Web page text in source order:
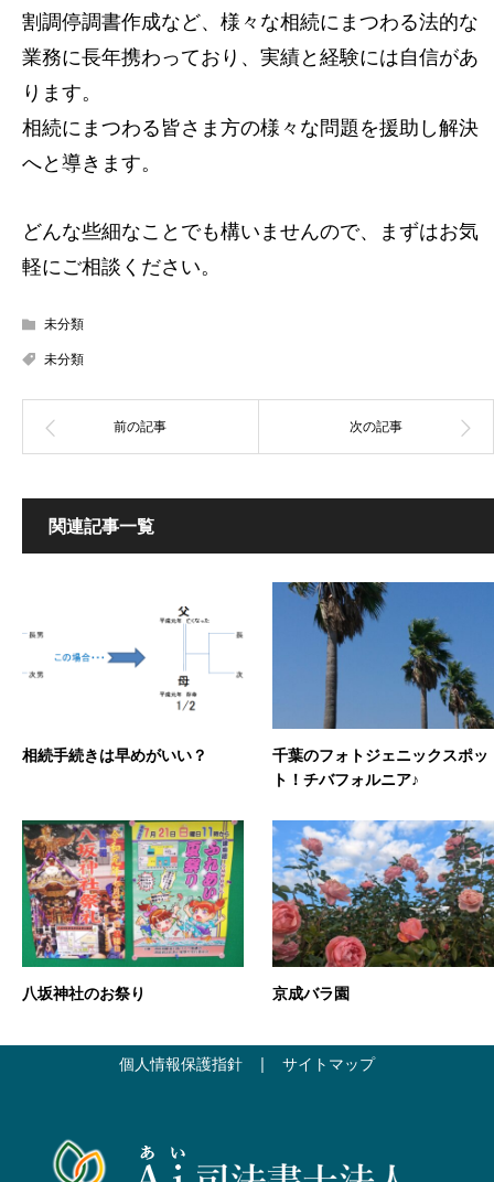
割調停調書作成など、様々な相続にまつわる法的な
業務に長年携わっており、実績と経験には自信があ
ります。
相続にまつわる皆さま方の様々な問題を援助し解決
へと導きます。
どんな些細なことでも構いませんので、まずはお気
軽にご相談ください。
未分類
未分類
関連記事一覧
相続手続きは早めがいい？
千葉のフォトジェニックスポッ
ト！チバフォルニア♪
八坂神社のお祭り 京成バラ園
個人情報保護指針 | サイトマップ